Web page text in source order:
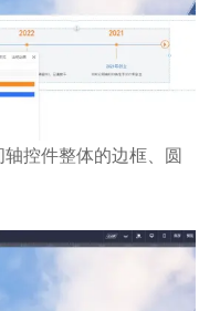
控件整体的边框、圆